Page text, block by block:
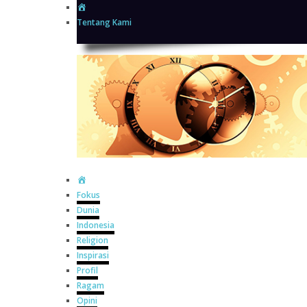
Tentang Kami
Fokus
Dunia
Indonesia
Religion
Inspirasi
Profil
Ragam
Opini